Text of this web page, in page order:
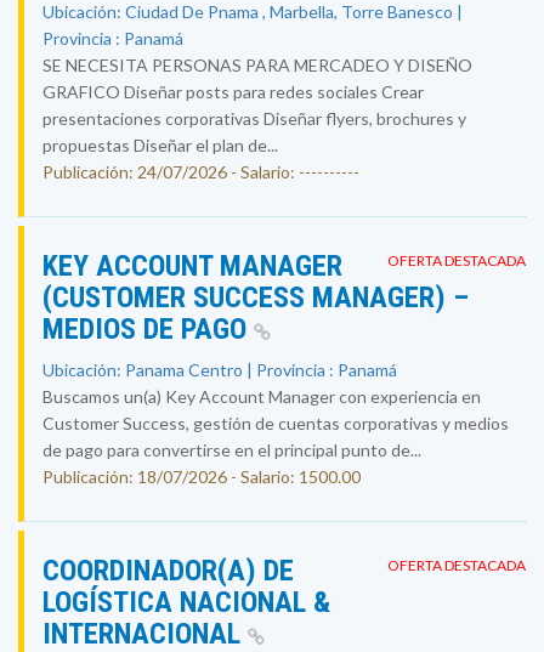
Ubicación: Ciudad De Pnama , Marbella, Torre Banesco |
Provincia : Panamá
SE NECESITA PERSONAS PARA MERCADEO Y DISEÑO
GRAFICO Diseñar posts para redes sociales Crear
presentaciones corporativas Diseñar flyers, brochures y
propuestas Diseñar el plan de...
Publicación: 24/07/2026 - Salario: ----------
OFERTA DESTACADA
KEY ACCOUNT MANAGER
(CUSTOMER SUCCESS MANAGER) –
MEDIOS DE PAGO
Ubicación: Panama Centro | Provincia : Panamá
Buscamos un(a) Key Account Manager con experiencia en
Customer Success, gestión de cuentas corporativas y medios
de pago para convertirse en el principal punto de...
Publicación: 18/07/2026 - Salario: 1500.00
OFERTA DESTACADA
COORDINADOR(A) DE
LOGÍSTICA NACIONAL &
INTERNACIONAL